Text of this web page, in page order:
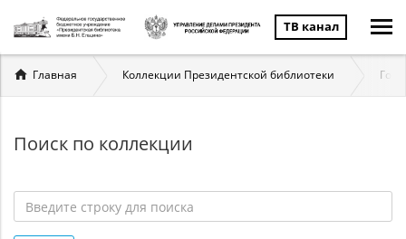
ТВ канал
Вы
здесь
Главная Коллекции Президентской библиотеки
Поиск по коллекции